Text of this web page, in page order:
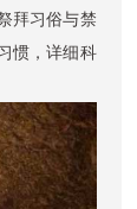
拜习俗与禁
惯，详细科